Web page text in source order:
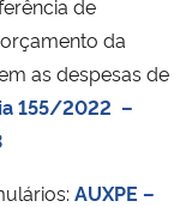
de
da
as despesas de
155/2022 –
AUXPE –